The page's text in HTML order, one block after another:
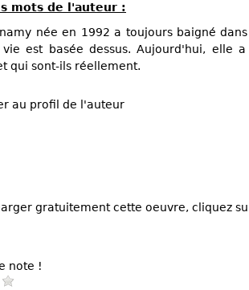
mots de l'auteur :
née en 1992 a toujours baigné
vie est basée dessus. Aujourd'hui, elle
qui sont-ils réellement.
au profil de l'auteur
gratuitement cette oeuvre, cliquez
note !